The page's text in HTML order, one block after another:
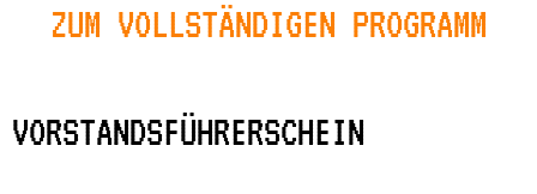
ZUM VOLLSTÄNDIGEN PROGRAMM
VORSTANDSFÜHRERSCHEIN